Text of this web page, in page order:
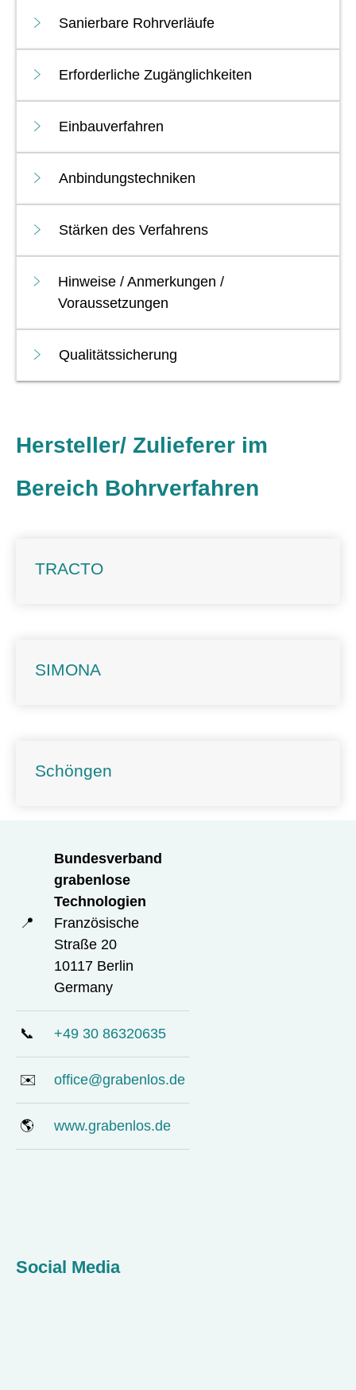
Sanierbare Rohrverläufe
Erforderliche Zugänglichkeiten
Einbauverfahren
Anbindungstechniken
Stärken des Verfahrens
Hinweise / Anmerkungen /
Voraussetzungen
Qualitätssicherung
Hersteller/ Zulieferer im
Bereich Bohrverfahren
TRACTO
SIMONA
Schöngen
📍
Bundesverband
grabenlose
Technologien
Französische
Straße 20
10117 Berlin
Germany
📞 +49 30 86320635
✉️ office@grabenlos.de
🌎 www.grabenlos.de
Social Media